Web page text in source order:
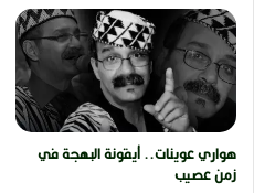
هواري عوينات.. أيقونة البهجة في
زمن عصيب